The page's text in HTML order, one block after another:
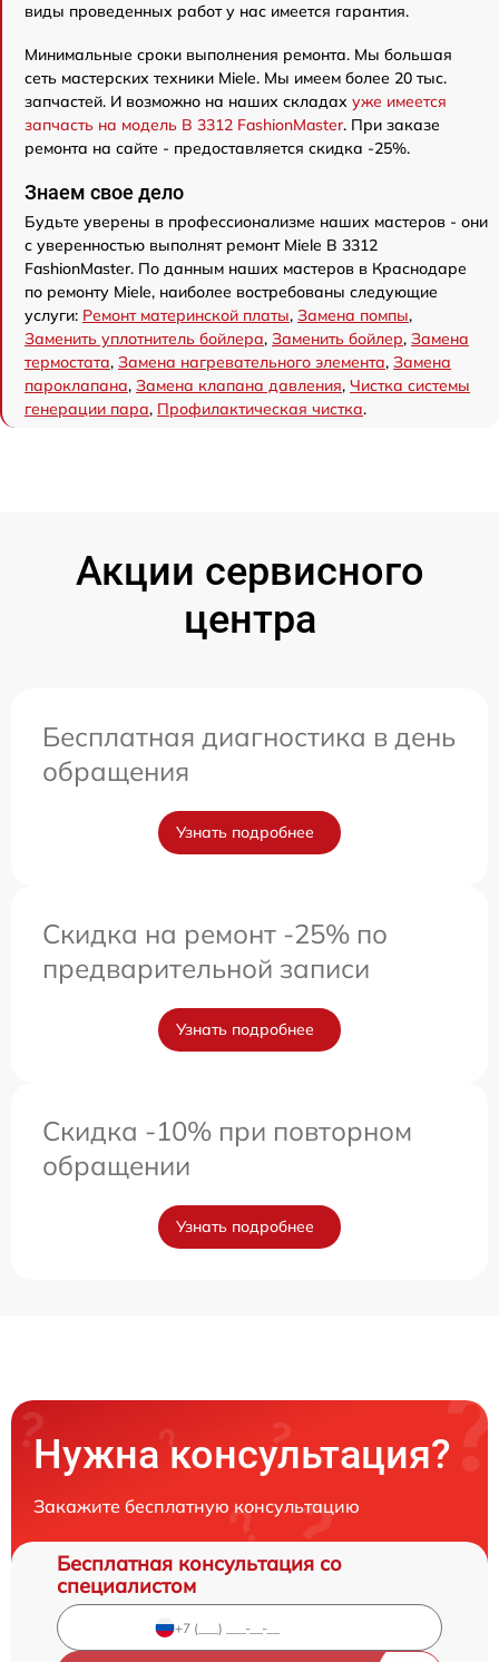
виды проведенных работ у нас имеется гарантия.
Минимальные сроки выполнения ремонта. Мы большая
сеть мастерских техники Miele. Мы имеем более 20 тыс.
запчастей. И возможно на наших складах уже имеется
запчасть на модель B 3312 FashionMaster. При заказе
ремонта на сайте - предоставляется скидка -25%.
Знаем свое дело
Будьте уверены в профессионализме наших мастеров - они
с уверенностью выполнят ремонт Miele B 3312
FashionMaster. По данным наших мастеров в Краснодаре
по ремонту Miele, наиболее востребованы следующие
услуги: Ремонт материнской платы, Замена помпы,
Заменить уплотнитель бойлера, Заменить бойлер, Замена
термостата, Замена нагревательного элемента, Замена
пароклапана, Замена клапана давления, Чистка системы
генерации пара, Профилактическая чистка.
Акции сервисного
центра
Бесплатная диагностика в день
обращения
Узнать подробнее
Скидка на ремонт -25% по
предварительной записи
Узнать подробнее
Скидка -10% при повторном
обращении
Узнать подробнее
Нужна консультация?
Закажите бесплатную консультацию
Бесплатная консультация со
специалистом